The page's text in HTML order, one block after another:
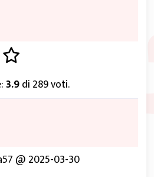
3.9di 289 voti.
@ 2025-03-30